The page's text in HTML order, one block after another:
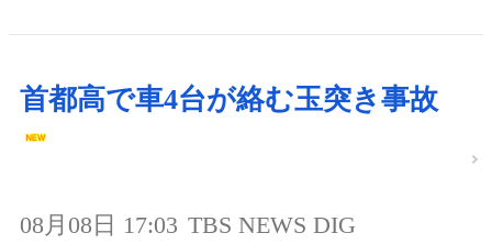
首都高で車4台が絡む玉突き事故
08月08日 17:03 TBS NEWS DIG